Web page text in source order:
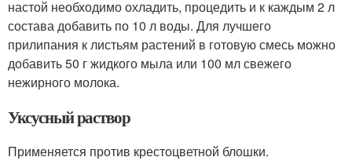
настой необходимо охладить, процедить и к каждым 2 л
состава добавить по 10 л воды. Для лучшего
прилипания к листьям растений в готовую смесь можно
добавить 50 г жидкого мыла или 100 мл свежего
нежирного молока.
Уксусный раствор
Применяется против крестоцветной блошки.